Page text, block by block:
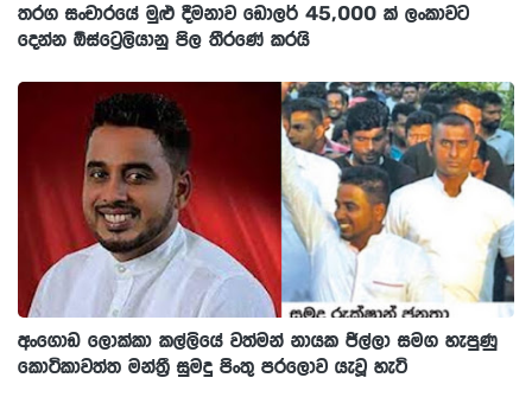
තරග සංචාරයේ මුළු දීමනාව ඩොලර් 45,000 ක් ලංකාවට
දෙන්න ඕස්ට්‍රෙලියානු පිල තීරණේ කරයි
අංගොඩ ලොක්කා කල්ලියේ වත්මන් නායක ජිල්ලා සමග හැපුණු
කොටිකාවත්ත මන්ත්‍රී සුමදු පිංතු පරලොව යැවූ හැටි